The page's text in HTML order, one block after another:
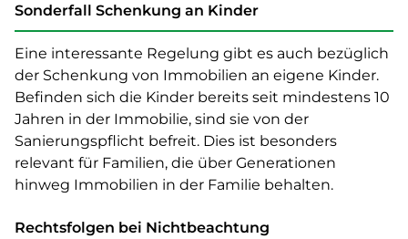
Sonderfall Schenkung an Kinder
Eine interessante Regelung gibt es auch bezüglich
der Schenkung von Immobilien an eigene Kinder.
Befinden sich die Kinder bereits seit mindestens 10
Jahren in der Immobilie, sind sie von der
Sanierungspflicht befreit. Dies ist besonders
relevant für Familien, die über Generationen
hinweg Immobilien in der Familie behalten.
Rechtsfolgen bei Nichtbeachtung